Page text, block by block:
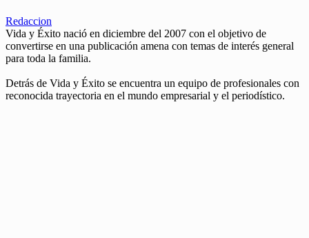
Redaccion
Vida y Éxito nació en diciembre del 2007 con el objetivo de
convertirse en una publicación amena con temas de interés general
para toda la familia.
Detrás de Vida y Éxito se encuentra un equipo de profesionales con
reconocida trayectoria en el mundo empresarial y el periodístico.